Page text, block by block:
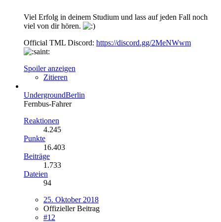
Viel Erfolg in deinem Studium und lass auf jeden Fall noch
viel von dir hören.
Official TML Discord: https://discord.gg/2MeNWwm
Spoiler anzeigen
Zitieren
UndergroundBerlin
Fernbus-Fahrer
Reaktionen
4.245
Punkte
16.403
Beiträge
1.733
Dateien
94
25. Oktober 2018
Offizieller Beitrag
#12